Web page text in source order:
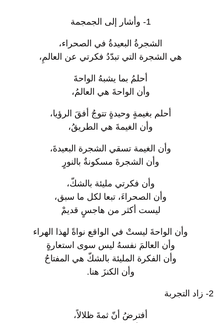
1- وأشار إلى الجمجمة
الشجرةُ البعيدةُ في الصحراء،
هي الشجرة التي تبدّدُ فكرتي عن العالمِ،
أحلمُ بما يشبهُ الواحةَ
وأن الواحةَ هي العالمُ،
أحلم بغيمةٍ وحيدةٍ تتوجُ أفقَ الرؤيا،
وأن الغيمةَ هي الطريقُ،
وأن الغيمة تسقي الشجرة البعيدةَ،
وأن الشجرةَ مسكونةٌ بالنورٍ
وأن فكرتي مليئة بالشكّ،
وأن الصحراءَ، تبعا لكل ما سبق،
ليست أكثر من هاجسٍ قديمْ
وأن الواحةَ ليستْ في الواقع نواةً لهذا الهراء
وأن العالمَ نفسهُ ليس سوى استعارةٍ
وأن الفكرة المليئة بالشكّ هي المفتاحُ
وأن الكنزَ هنا.
2- زاد التجربة
أفترضُ أنّ ثمةَ ظلالاً،